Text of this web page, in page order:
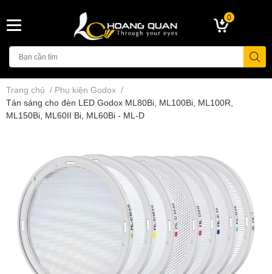
0
Trang chủ / Phụ kiện Godox /
Tản sáng cho đèn LED Godox ML80Bi, ML100Bi, ML100R,
ML150Bi, ML60II Bi, ML60Bi - ML-D